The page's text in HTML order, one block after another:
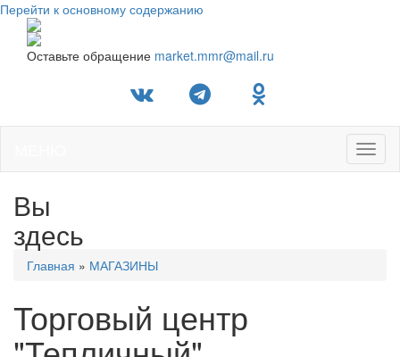
Перейти к основному содержанию
Оставьте обращение market.mmr@mail.ru
Вы
здесь
Главная » МАГАЗИНЫ
Торговый центр